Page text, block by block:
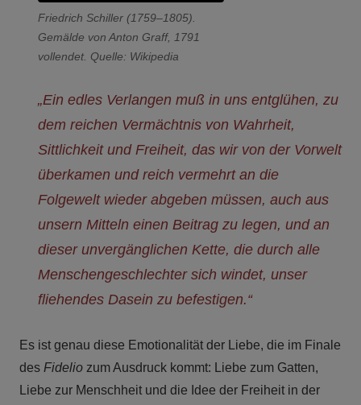
Friedrich Schiller (1759–1805).
Gemälde von Anton Graff, 1791
vollendet. Quelle: Wikipedia
„Ein edles Verlangen muß in uns entglühen, zu
dem reichen Vermächtnis von Wahrheit,
Sittlichkeit und Freiheit, das wir von der Vorwelt
überkamen und reich vermehrt an die
Folgewelt wieder abgeben müssen, auch aus
unsern Mitteln einen Beitrag zu legen, und an
dieser unvergänglichen Kette, die durch alle
Menschengeschlechter sich windet, unser
fliehendes Dasein zu befestigen.“
Es ist genau diese Emotionalität der Liebe, die im Finale
des Fidelio zum Ausdruck kommt: Liebe zum Gatten,
Liebe zur Menschheit und die Idee der Freiheit in der